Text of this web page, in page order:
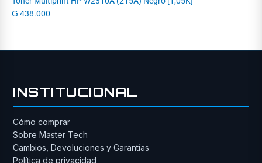
₲ 438.000
INSTITUCIONAL
Cómo comprar
Sobre Master Tech
Cambios, Devoluciones y Garantías
Política de privacidad